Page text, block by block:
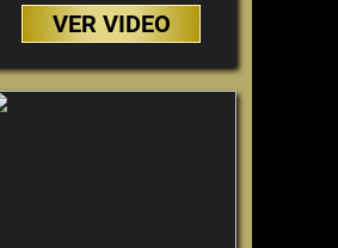
VER VIDEO